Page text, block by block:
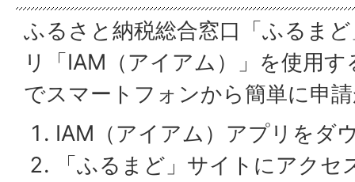
ふるさと納税総合窓口「ふるま
リ「IAM（アイアム）」を使用
でスマートフォンから簡単に申
IAM（アイアム）アプリをダ
「ふるまど」サイトにアクセ